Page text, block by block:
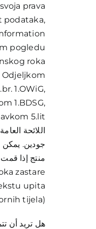
prava
podataka,
pogledu
roka
Odjeljkom
1.OWiG,
1.BDSG,
جودين. يمكن
منتج إذا
zastare
upita
tijela).
هل تريد أن